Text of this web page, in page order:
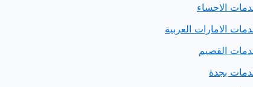
الاحساء
الامارات العربية
القصيم
بجدة